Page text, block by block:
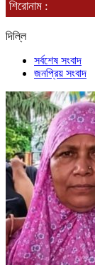
শিরোনাম :
দিল্লি
সর্বশেষ সংবাদ
জনপ্রিয় সংবাদ